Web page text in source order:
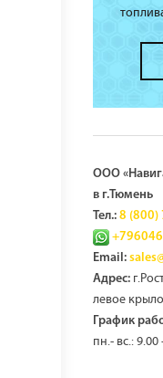
ООО
в г.Тюмень
Тел.: 8 (800)
Email:
Адрес:
левое
График
пн.- вс.: 9.00